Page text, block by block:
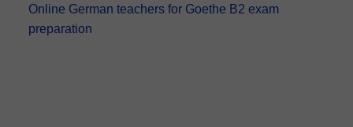
Online German teachers for Goethe B2 exam
preparation